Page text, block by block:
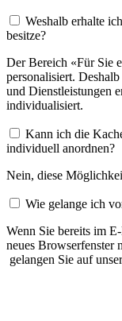
Weshalb erhalte
besitze?
Der Bereich «Für Sie
personalisiert.
und Dienstleistungen
individualisiert.
Kann ich die
individuell anordnen?
Nein, diese
Wie gelange ich
Wenn Sie bereits im
neues Browserfenster
gelangen Sie auf